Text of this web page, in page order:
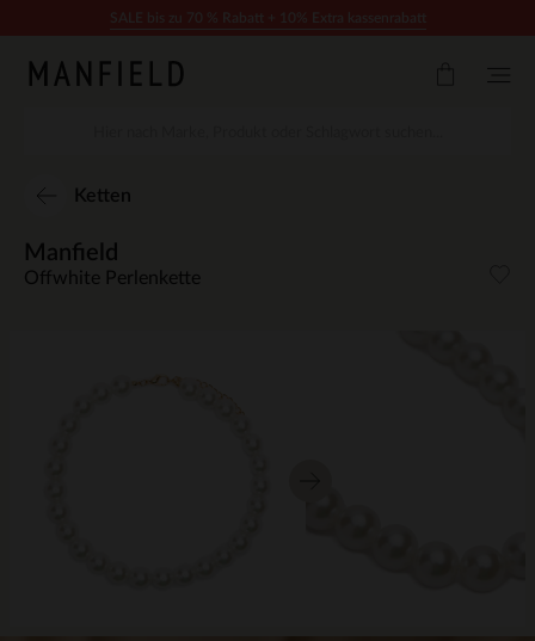
Ketten
Manfield
Offwhite Perlenkette